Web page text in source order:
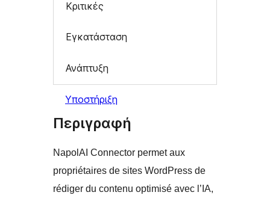
Κριτικές
Εγκατάσταση
Ανάπτυξη
Υποστήριξη
Περιγραφή
NapolAI Connector permet aux
propriétaires de sites WordPress de
rédiger du contenu optimisé avec l’IA,